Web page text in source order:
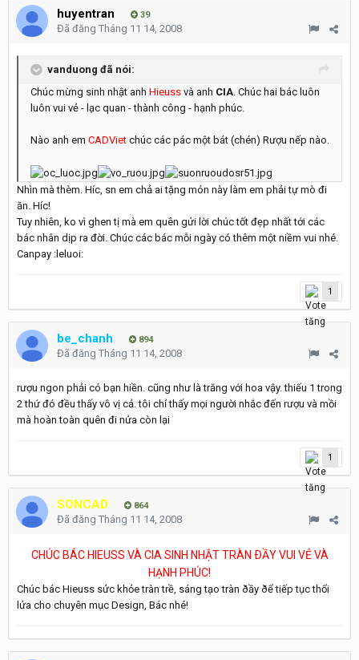
huyentran 39
Đã đăng Tháng 11 14, 2008
vanduong đã nói:
Chúc mừng sinh nhật anh Hieuss và anh CIA. Chúc hai bác luôn
luôn vui vẻ - lạc quan - thành công - hạnh phúc.
Nào anh em CADViet chúc các pác một bát (chén) Rượu nếp nào.
Nhìn mà thèm. Híc, sn em chả ai tặng món này làm em phải tự mò đi
ăn. Híc!
Tuy nhiên, ko vì ghen tị mà em quên gửi lời chúc tốt đẹp nhất tới các
bác nhân dịp ra đời. Chúc các bác mỗi ngày có thêm một niềm vui nhé.
Canpay :leluoi:
1
be_chanh 894
Đã đăng Tháng 11 14, 2008
rượu ngon phải có bạn hiền. cũng như là trăng với hoa vậy. thiếu 1 trong
2 thứ đó đều thấy vô vị cả. tôi chỉ thấy mọi người nhắc đến rượu và mồi
mà hoàn toàn quên đi nửa còn lại
1
SONCAD 864
Đã đăng Tháng 11 14, 2008
CHÚC BÁC HIEUSS VÀ CIA SINH NHẬT TRÀN ÐẦY VUI VẺ VÀ
HẠNH PHÚC!
Chúc bác Hieuss sửc khỏe tràn trề, sáng tạo tràn ðầy ðể tiếp tục thổi
lửa cho chuyên mục Design, Bác nhé!